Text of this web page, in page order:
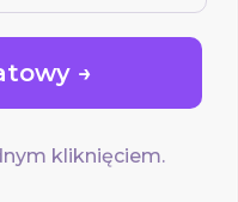
→
kliknięciem.